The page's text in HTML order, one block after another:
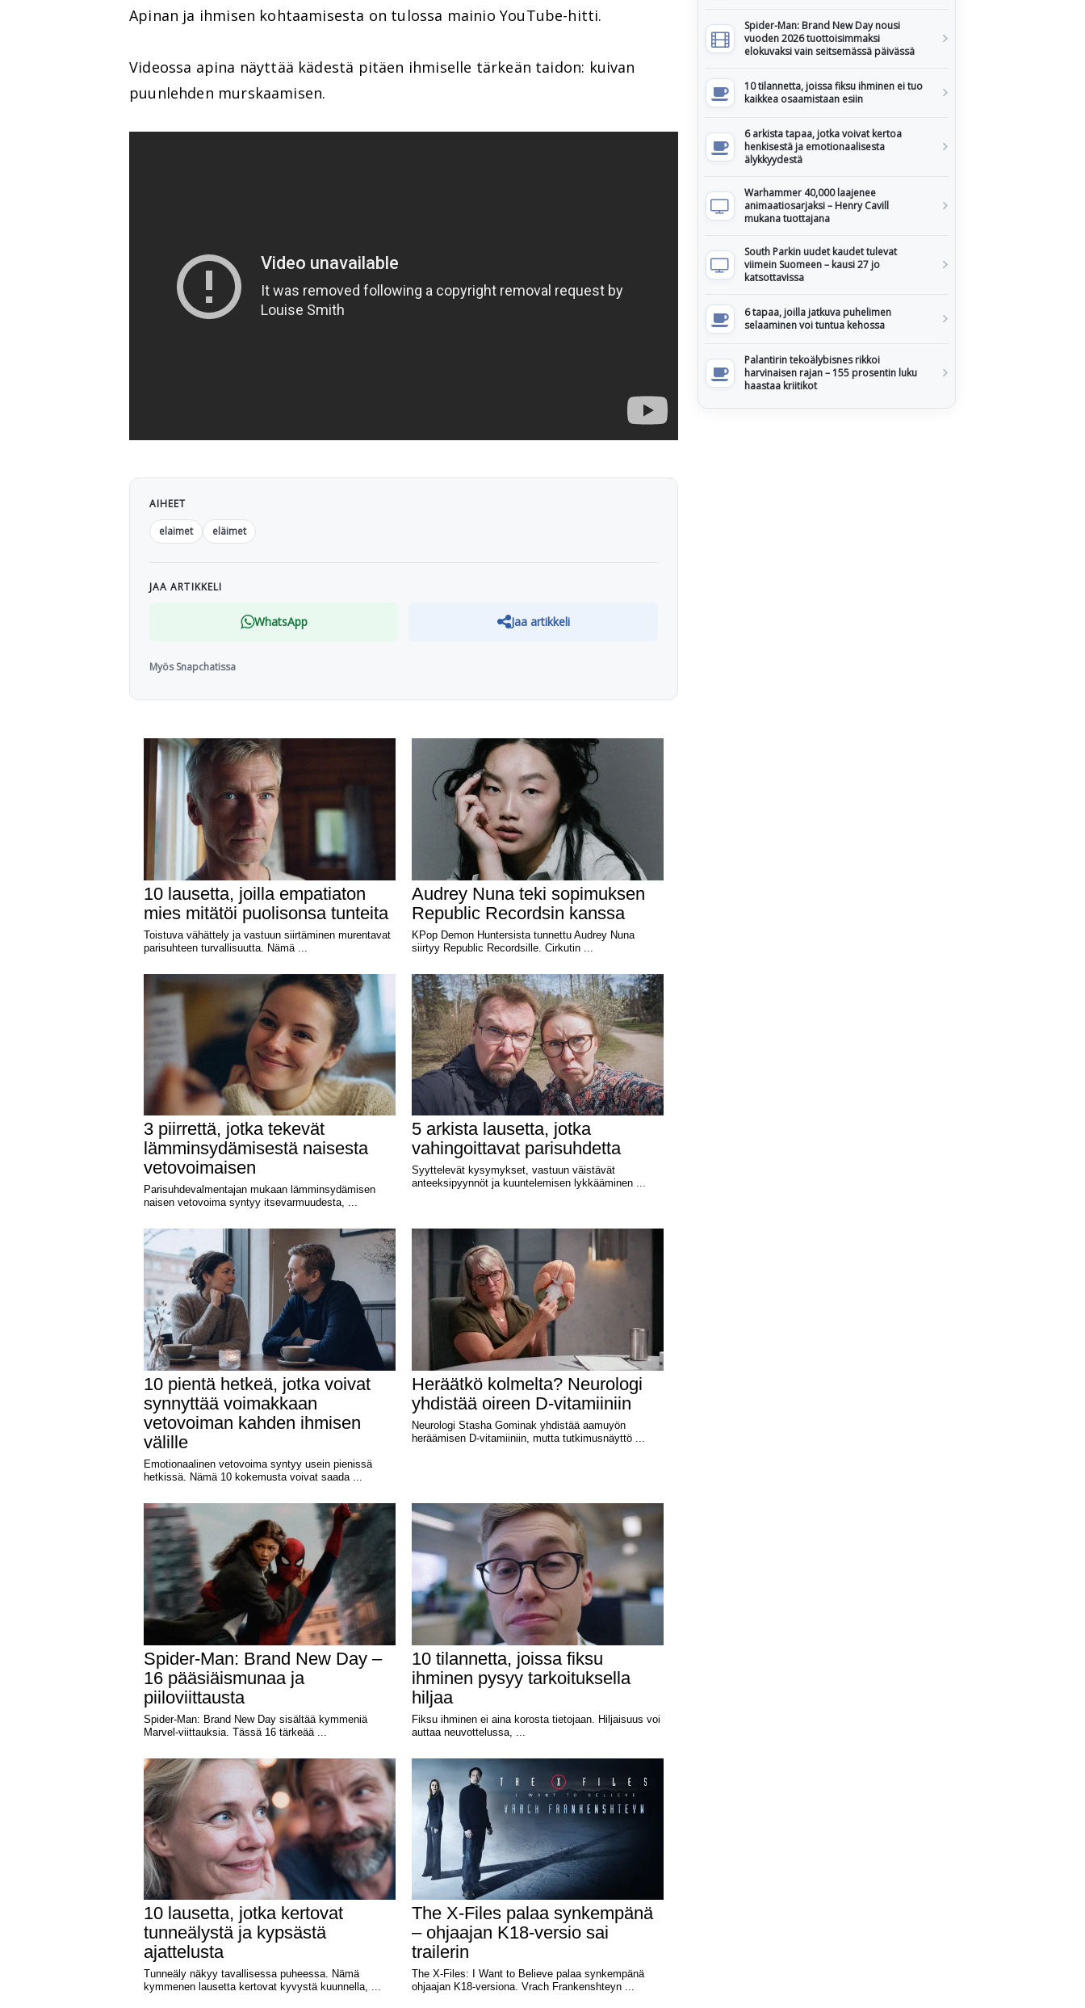
Apinan ja ihmisen kohtaamisesta on tulossa mainio YouTube-hitti.
Videossa apina näyttää kädestä pitäen ihmiselle tärkeän taidon: kuivan
puunlehden murskaamisen.
AIHEET
elaimet
eläimet
JAA ARTIKKELI
WhatsApp Jaa artikkeli
Myös Snapchatissa
Spider-Man: Brand New Day nousi
vuoden 2026 tuottoisimmaksi
elokuvaksi vain seitsemässä päivässä
10 tilannetta, joissa fiksu ihminen ei tuo
kaikkea osaamistaan esiin
6 arkista tapaa, jotka voivat kertoa
henkisestä ja emotionaalisesta
älykkyydestä
Warhammer 40,000 laajenee
animaatiosarjaksi – Henry Cavill
mukana tuottajana
South Parkin uudet kaudet tulevat
viimein Suomeen – kausi 27 jo
katsottavissa
6 tapaa, joilla jatkuva puhelimen
selaaminen voi tuntua kehossa
Palantirin tekoälybisnes rikkoi
harvinaisen rajan – 155 prosentin luku
haastaa kriitikot